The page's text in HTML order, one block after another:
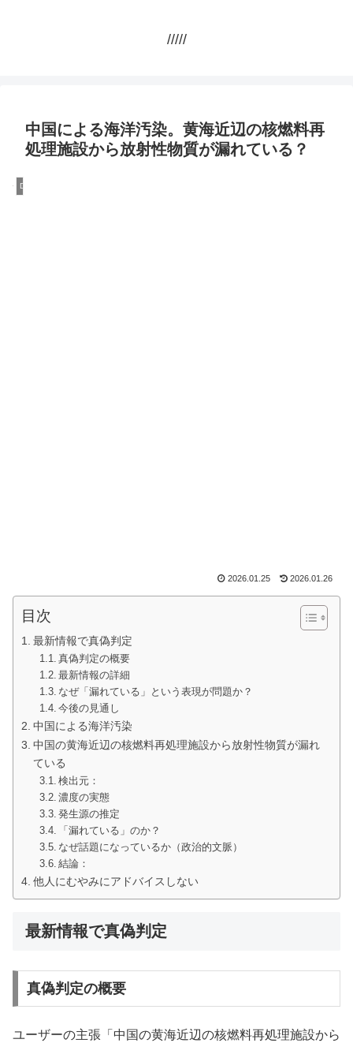
/////
中国による海洋汚染。黄海近辺の核燃料再
処理施設から放射性物質が漏れている？
DQN
2026.01.25 2026.01.26
目次
最新情報で真偽判定
真偽判定の概要
最新情報の詳細
なぜ「漏れている」という表現が問題か？
今後の見通し
中国による海洋汚染
中国の黄海近辺の核燃料再処理施設から放射性物質が漏れ
ている
検出元：
濃度の実態
発生源の推定
「漏れている」のか？
なぜ話題になっているか（政治的文脈）
結論：
他人にむやみにアドバイスしない
最新情報で真偽判定
真偽判定の概要
ユーザーの主張「中国の黄海近辺の核燃料再処理施設から